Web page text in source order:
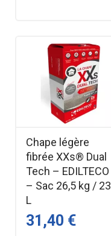
Chape légère
fibrée XXs® Dual
Tech – EDILTECO
– Sac 26,5 kg / 23
L
31,40 €